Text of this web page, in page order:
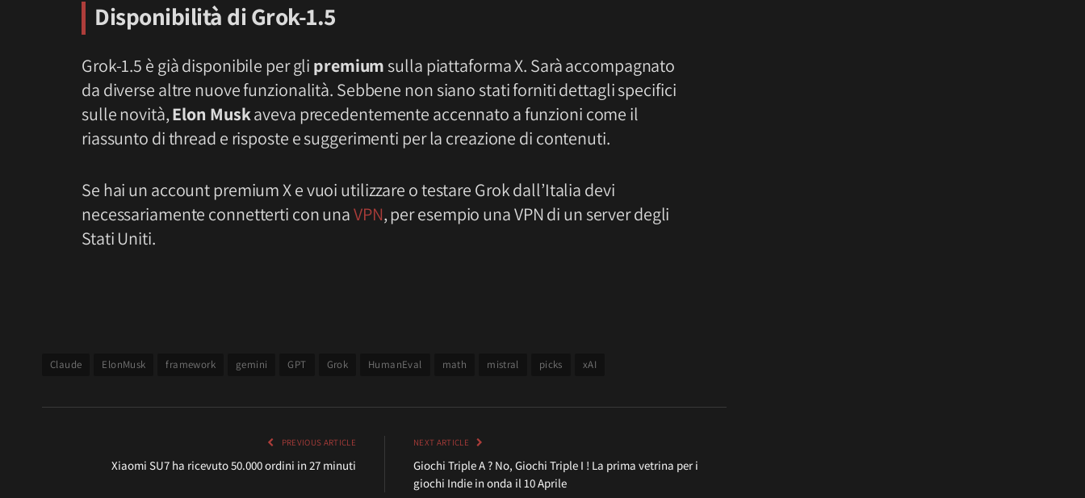
Disponibilità di Grok-1.5
Grok-1.5 è già disponibile per gli premiumsulla piattaforma X. Sarà accompagnato
da diverse altre nuove funzionalità. Sebbene non siano stati forniti dettagli specifici
sulle novità,Elon Muskaveva precedentemente accennato a funzioni come il
riassunto di thread e risposte e suggerimenti per la creazione di contenuti.
Se hai un account premium X e vuoi utilizzare o testare Grok dall’Italia devi
necessariamente connetterti con unaVPN, per esempio una VPN di un server degli
Stati Uniti.
Claude ElonMusk framework gemini GPT Grok HumanEval math mistral picks xAI
PREVIOUS ARTICLE
Xiaomi SU7 ha ricevuto 50.000 ordini in 27 minuti
NEXT ARTICLE
Giochi Triple A ? No, Giochi Triple I ! La prima vetrina per i
giochi Indie in onda il 10 Aprile